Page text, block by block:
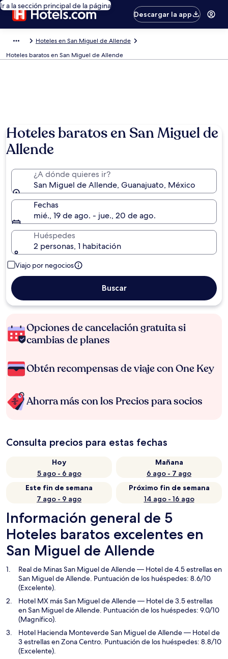
Ir a la sección principal de la página
Descargar la app
Hoteles en San Miguel de Allende
Hoteles baratos en San Miguel de Allende
Hoteles baratos en San Miguel de
Allende
¿A dónde quieres ir?
San Miguel de Allende, Guanajuato, México
Fechas
mié., 19 de ago. - jue., 20 de ago.
Huéspedes
2 personas, 1 habitación
Viajo por negocios
Buscar
Opciones de cancelación gratuita si
cambias de planes
Obtén recompensas de viaje con One Key
Ahorra más con los Precios para socios
Consulta precios para estas fechas
Hoy
5 ago - 6 ago
Mañana
6 ago - 7 ago
Este fin de semana
7 ago - 9 ago
Próximo fin de semana
14 ago - 16 ago
Información general de 5
Hoteles baratos excelentes en
San Miguel de Allende
Real de Minas San Miguel de Allende— Hotel de 4.5 estrellas en
San Miguel de Allende. Puntuación de los huéspedes: 8.6/10
(Excelente).
Hotel MX más San Miguel de Allende— Hotel de 3.5 estrellas
en San Miguel de Allende. Puntuación de los huéspedes: 9.0/10
(Magnífico).
Hotel Hacienda Monteverde San Miguel de Allende— Hotel de
3 estrellas en Zona Centro. Puntuación de los huéspedes: 8.8/10
(Excelente).